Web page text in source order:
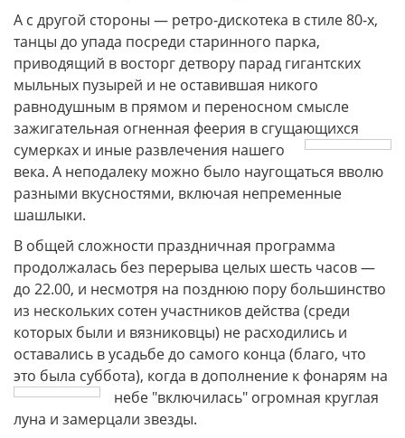
А с другой стороны — ретро-дискотека в стиле 80-х,
танцы до упада посреди старинного парка,
приводящий в восторг детвору парад гигантских
мыльных пузырей и не оставившая никого
равнодушным в прямом и переносном смысле
зажигательная огненная феерия в сгущающихся
сумерках и иные развлечения нашего
века. А неподалеку можно было наугощаться вволю
разными вкусностями, включая непременные
шашлыки.
В общей сложности праздничная программа
продолжалась без перерыва целых шесть часов —
до 22.00, и несмотря на позднюю пору большинство
из нескольких сотен участников действа (среди
которых были и вязниковцы) не расходились и
оставались в усадьбе до самого конца (благо, что
это была суббота), когда в дополнение к фонарям на
небе "включилась" огромная круглая
луна и замерцали звезды.